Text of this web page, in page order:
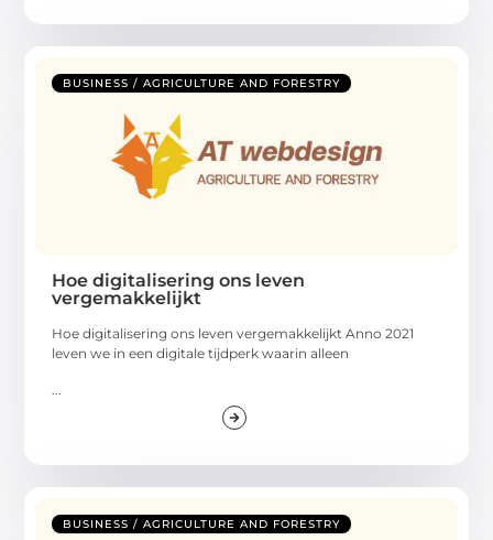
BUSINESS / AGRICULTURE AND FORESTRY
Hoe digitalisering ons leven
vergemakkelijkt
Hoe digitalisering ons leven vergemakkelijkt Anno 2021
leven we in een digitale tijdperk waarin alleen
BUSINESS / AGRICULTURE AND FORESTRY